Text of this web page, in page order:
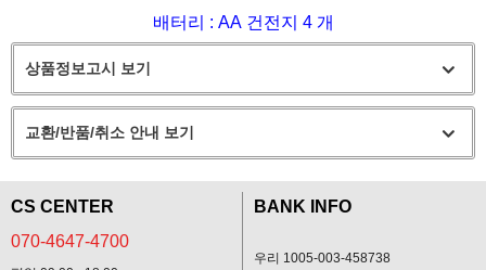
배터리 : AA 건전지 4 개
상품정보고시 보기
교환/반품/취소 안내 보기
CS CENTER
070-4647-4700
BANK INFO
우리 1005-003-458738